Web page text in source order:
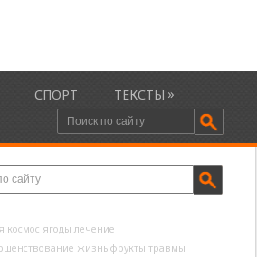
СПОРТ ТЕКСТЫ »
космос ягоды лечение
жизнь фрукты травмы